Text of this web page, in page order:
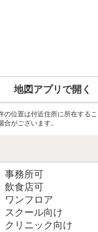
地図アプリで開く
位置は付近住所に所在する
がございます。
事務所可
飲食店可
ワンフロア
スクール向け
クリニック向け